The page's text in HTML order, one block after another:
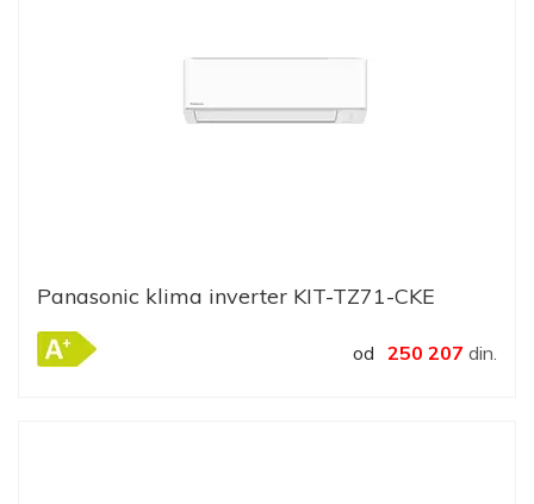
Panasonic klima inverter KIT-TZ71-CKE
od 250 207 din.